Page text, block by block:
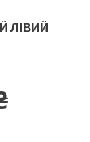
ЛІВИЙ